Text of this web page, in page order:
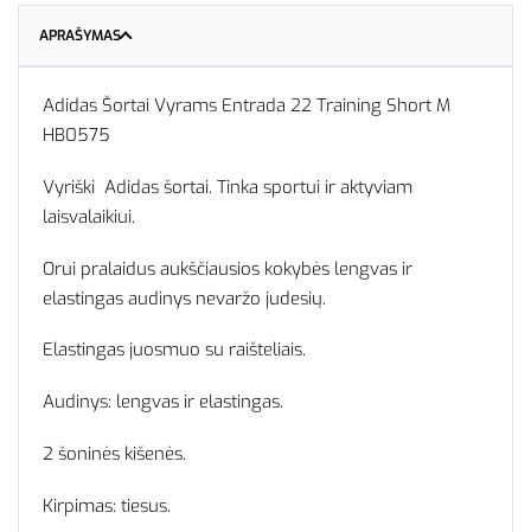
APRAŠYMAS
Adidas Šortai Vyrams Entrada 22 Training Short M
HB0575
Vyriški Adidas šortai. Tinka sportui ir aktyviam
laisvalaikiui.
Orui pralaidus aukščiausios kokybės lengvas ir
elastingas audinys nevaržo judesių.
Elastingas juosmuo su raišteliais.
Audinys: lengvas ir elastingas.
2 šoninės kišenės.
Kirpimas: tiesus.